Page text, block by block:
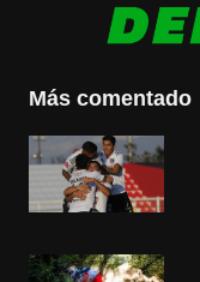
Más comentado